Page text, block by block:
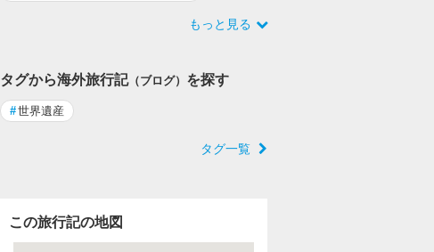
もっと見る
タグから海外旅行記（ブログ） を探す
#世界遺産
タグ一覧
この旅行記の地図